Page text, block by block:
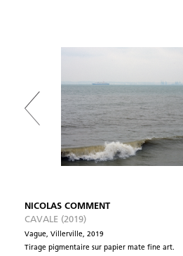
NICOLAS COMMENT
CAVALE (2019)
Vague, Villerville, 2019
Tirage pigmentaire sur papier mate fine art.